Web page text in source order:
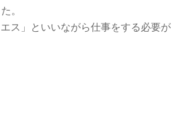
。
ス」といいながら仕事をする必要が